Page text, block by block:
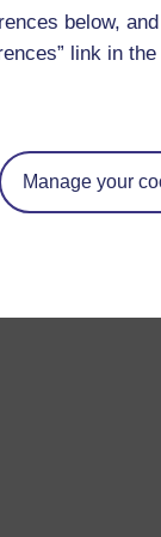
below,
link in
Manage your
kwa juma
umbo
kwa
au matope